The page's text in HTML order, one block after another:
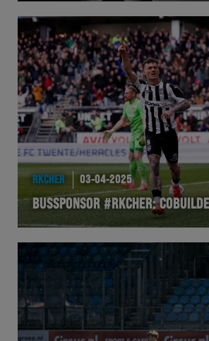
RKCHER 03-04-2025
BUSSPONSOR #RKCHER: